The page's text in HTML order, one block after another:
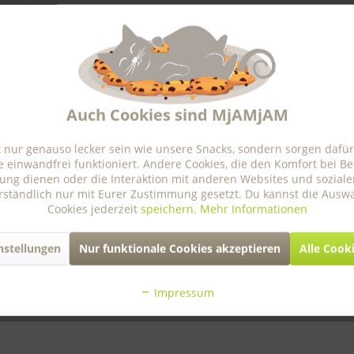
Fütterungsempfehlung
200-400 g täglich für eine ausgewachsene Katze mit
zur freien Verfügung stehen. Nach dem Öffnen max. 24
zimmerwarm füttern.
Auch Cookies sind MjAMjAM
nur genauso lecker sein wie unsere Snacks, sondern sorgen
einwandfrei funktioniert. Andere Cookies, die den Komfort bei
dienen oder die Interaktion mit anderen Websites und
nur mit Eurer Zustimmung gesetzt. Du kannst die
Cookies jederzeit speichern. Mehr Informationen
Nur funktionale Cookies akzeptieren Alle
Impressum